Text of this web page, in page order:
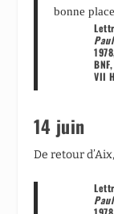
bonne
VII
14 juin
De retour